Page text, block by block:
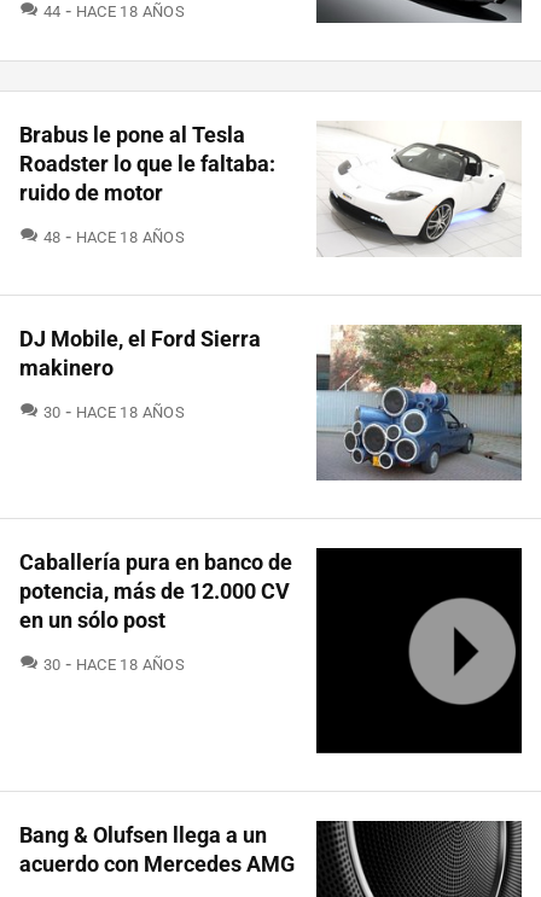
44 COMENTARIOS
HACE 18 AÑOS
Brabus le pone al Tesla
Roadster lo que le faltaba:
ruido de motor
48 COMENTARIOS
HACE 18 AÑOS
DJ Mobile, el Ford Sierra
makinero
30 COMENTARIOS
HACE 18 AÑOS
Caballería pura en banco de
potencia, más de 12.000 CV
en un sólo post
30 COMENTARIOS
HACE 18 AÑOS
Bang & Olufsen llega a un
acuerdo con Mercedes AMG